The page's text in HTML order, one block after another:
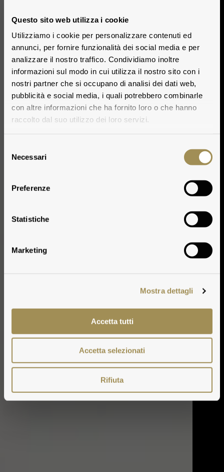
Questo sito web utilizza i cookie
Utilizziamo i cookie per personalizzare contenuti ed
annunci, per fornire funzionalità dei social media e per
analizzare il nostro traffico. Condividiamo inoltre
informazioni sul modo in cui utilizza il nostro sito con i
nostri partner che si occupano di analisi dei dati web,
pubblicità e social media, i quali potrebbero combinarle
con altre informazioni che ha fornito loro o che hanno
raccolto dal suo utilizzo dei loro servizi.
delNecessari
Preferenze
Statistiche
Marketing
Mostra dettagli
Accetta tutti
Accetta selezionati
Rifiuta